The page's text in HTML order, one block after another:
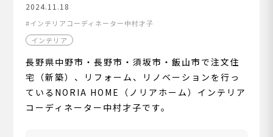
2024.11.18
インテリアコーディネーター中村才子
インテリア
長野県中野市・長野市・須坂市・飯山市で注文住
宅（新築）、リフォーム、リノベーションを行っ
ているNORIA HOME（ノリアホーム）インテリア
コーディネーター中村才子です。